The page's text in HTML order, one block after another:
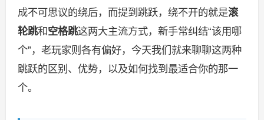
成不可思议的绕后，而提到跳跃，绕不开的就是滚
轮跳和空格跳这两大主流方式，新手常纠结“该用哪
个”，老玩家则各有偏好，今天我们就来聊聊这两种
跳跃的区别、优势，以及如何找到最适合你的那一
个。